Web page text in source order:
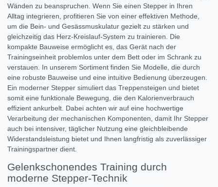
Wänden zu beanspruchen. Wenn Sie einen Stepper in Ihren
Alltag integrieren, profitieren Sie von einer effektiven Methode,
um die Bein- und Gesässmuskulatur gezielt zu stärken und
gleichzeitig das Herz-Kreislauf-System zu trainieren. Die
kompakte Bauweise ermöglicht es, das Gerät nach der
Trainingseinheit problemlos unter dem Bett oder im Schrank zu
verstauen. In unserem Sortiment finden Sie Modelle, die durch
eine robuste Bauweise und eine intuitive Bedienung überzeugen.
Ein moderner Stepper simuliert das Treppensteigen und bietet
somit eine funktionale Bewegung, die den Kalorienverbrauch
effizient ankurbelt. Dabei achten wir auf eine hochwertige
Verarbeitung der mechanischen Komponenten, damit Ihr Stepper
auch bei intensiver, täglicher Nutzung eine gleichbleibende
Widerstandsleistung bietet und Ihnen langfristig als zuverlässiger
Trainingspartner dient.
Gelenkschonendes Training durch
moderne Stepper-Technik